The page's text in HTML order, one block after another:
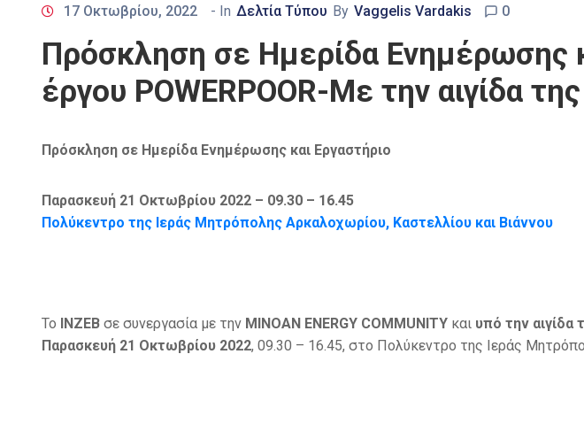
17 Οκτωβρίου, 2022 - In Δελτία Τύπου By Vaggelis Vardakis 0
Πρόσκληση σε Ημερίδα Ενημέρωσης
έργου POWERPOOR-Με την αιγίδα
Πρόσκληση σε Ημερίδα Ενημέρωσης και Εργαστήριο
Παρασκευή 21 Οκτωβρίου 2022 – 09.30 – 16.45
Πολύκεντρο της Ιεράς Μητρόπολης Αρκαλοχωρίου, Καστελλίου και Βιάννου
Το ΙΝΖΕΒ σε συνεργασία με την MINOAN ENERGY COMMUNITY και υπό την αιγίδα
Παρασκευή 21 Οκτωβρίου 2022, 09.30 – 16.45, στο Πολύκεντρο της Ιεράς